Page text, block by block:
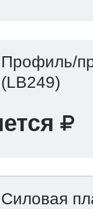
Профиль/
(LB249)
Силовая